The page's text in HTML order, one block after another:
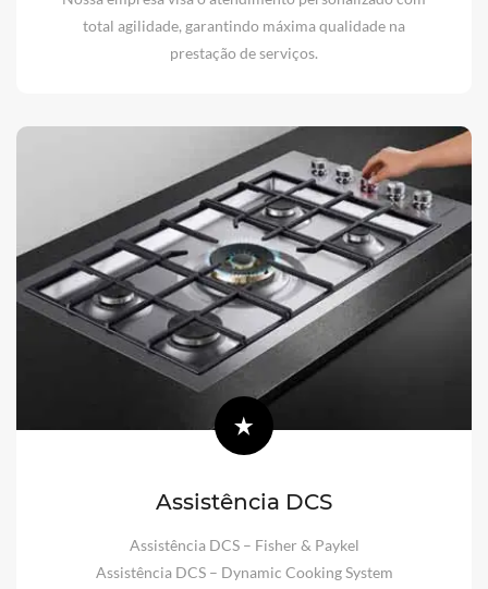
total agilidade, garantindo máxima qualidade na
prestação de serviços.
Assistência DCS
Assistência DCS – Fisher & Paykel
Assistência DCS – Dynamic Cooking System